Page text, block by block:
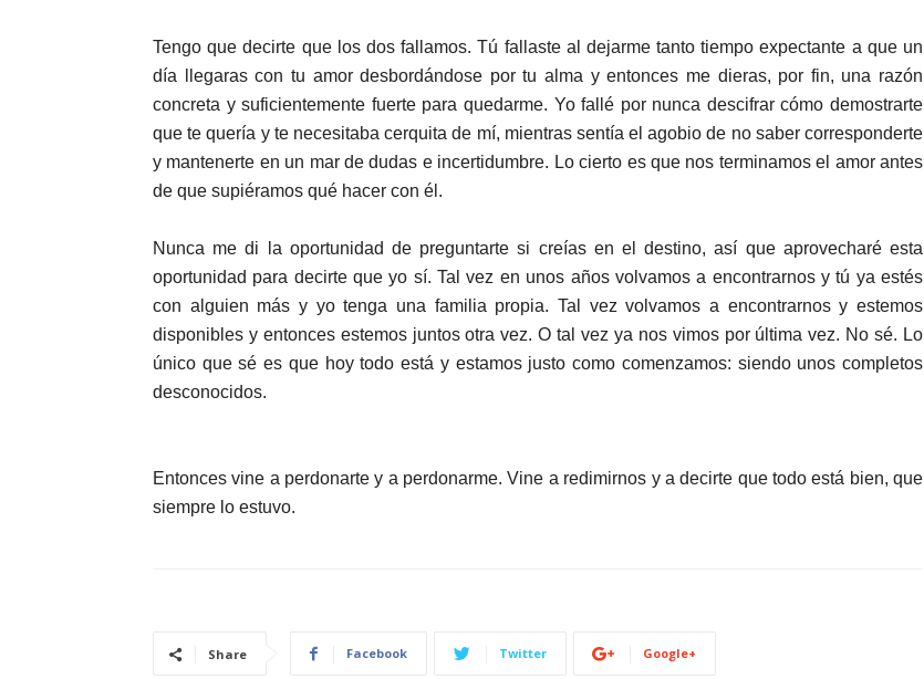
Tengo que decirte que los dos fallamos. Tú fallaste al dejarme tanto tiempo expectante a que un
día llegaras con tu amor desbordándose por tu alma y entonces me dieras, por fin, una razón
concreta y suficientemente fuerte para quedarme. Yo fallé por nunca descifrar cómo demostrarte
que te quería y te necesitaba cerquita de mí, mientras sentía el agobio de no saber corresponderte
y mantenerte en un mar de dudas e incertidumbre. Lo cierto es que nos terminamos el amor antes
de que supiéramos qué hacer con él.
Nunca me di la oportunidad de preguntarte si creías en el destino, así que aprovecharé esta
oportunidad para decirte que yo sí. Tal vez en unos años volvamos a encontrarnos y tú ya estés
con alguien más y yo tenga una familia propia. Tal vez volvamos a encontrarnos y estemos
disponibles y entonces estemos juntos otra vez. O tal vez ya nos vimos por última vez. No sé. Lo
único que sé es que hoy todo está y estamos justo como comenzamos: siendo unos completos
desconocidos.
Entonces vine a perdonarte y a perdonarme. Vine a redimirnos y a decirte que todo está bien, que
siempre lo estuvo.
Share Facebook Twitter Google+